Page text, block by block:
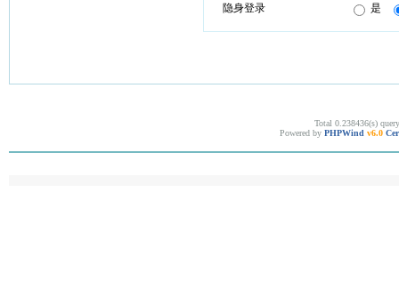
隐身登录 是
Total 0.238436(s)
Powered by PHPWind v6.0